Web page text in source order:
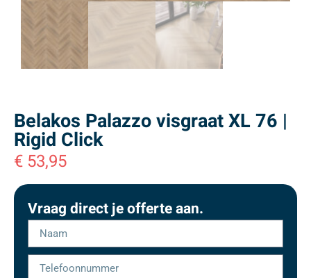
Belakos Palazzo visgraat XL 76 |
Rigid Click
€ 53,95
Vraag direct je offerte aan.